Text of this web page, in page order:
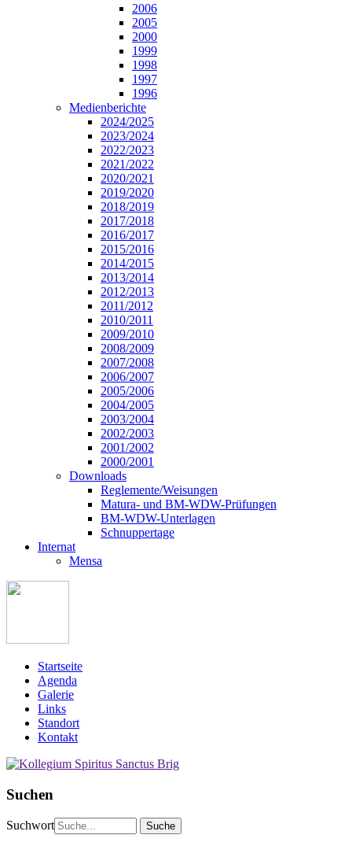
2006
2005
2000
1999
1998
1997
1996
Medienberichte
2024/2025
2023/2024
2022/2023
2021/2022
2020/2021
2019/2020
2018/2019
2017/2018
2016/2017
2015/2016
2014/2015
2013/2014
2012/2013
2011/2012
2010/2011
2009/2010
2008/2009
2007/2008
2006/2007
2005/2006
2004/2005
2003/2004
2002/2003
2001/2002
2000/2001
Downloads
Reglemente/Weisungen
Matura- und BM-WDW-Prüfungen
BM-WDW-Unterlagen
Schnuppertage
Internat
Mensa
Startseite
Agenda
Galerie
Links
Standort
Kontakt
Suchen
Suchwort